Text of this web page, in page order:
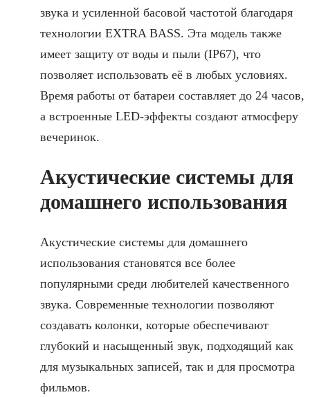
звука и усиленной басовой частотой благодаря
технологии EXTRA BASS. Эта модель также
имеет защиту от воды и пыли (IP67), что
позволяет использовать её в любых условиях.
Время работы от батареи составляет до 24 часов,
а встроенные LED-эффекты создают атмосферу
вечеринок.
Акустические системы для
домашнего использования
Акустические системы для домашнего
использования становятся все более
популярными среди любителей качественного
звука. Современные технологии позволяют
создавать колонки, которые обеспечивают
глубокий и насыщенный звук, подходящий как
для музыкальных записей, так и для просмотра
фильмов.